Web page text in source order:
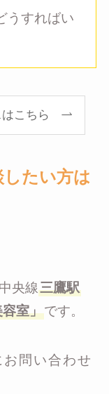
うすればい
こちら
たい方は
央線三鷹駅
室」です。
問い合わせ